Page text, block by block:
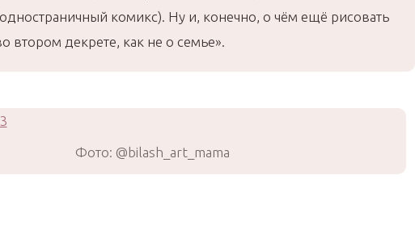
комикс). Ну и, конечно, о чём ещё рисовать
втором декрете, как не о семье».
Фото: @bilash_art_mama